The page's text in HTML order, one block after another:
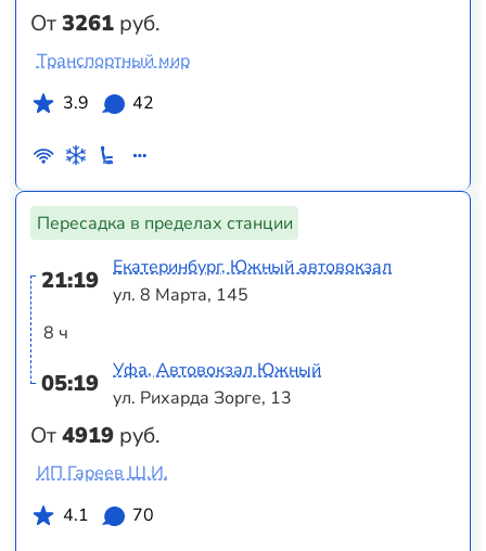
От3261 руб.
Транспортный мир
3.9
42
Пересадка в пределах станции
21:19
8 ч
05:19
От4919 руб.
Екатеринбург, Южный автовокзал
ул. 8 Марта, 145
Уфа, Автовокзал Южный
ул. Рихарда Зорге, 13
ИП Гареев Ш.И.
4.1
70